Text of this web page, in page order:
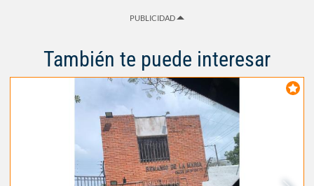
PUBLICIDAD
También te puede interesar